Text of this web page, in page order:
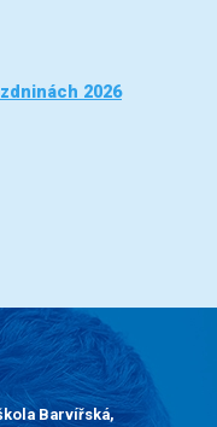
2026
Barvířská,